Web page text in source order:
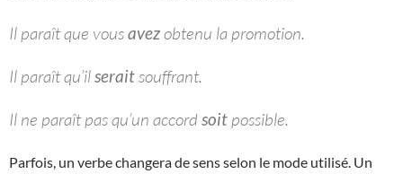
Il paraît que vousavezobtenu la promotion.
Il paraît qu’ilseraitsouffrant.
Il ne paraît pas qu’un accord soit possible.
Parfois, un verbe changera de sens selon le mode utilisé. Un